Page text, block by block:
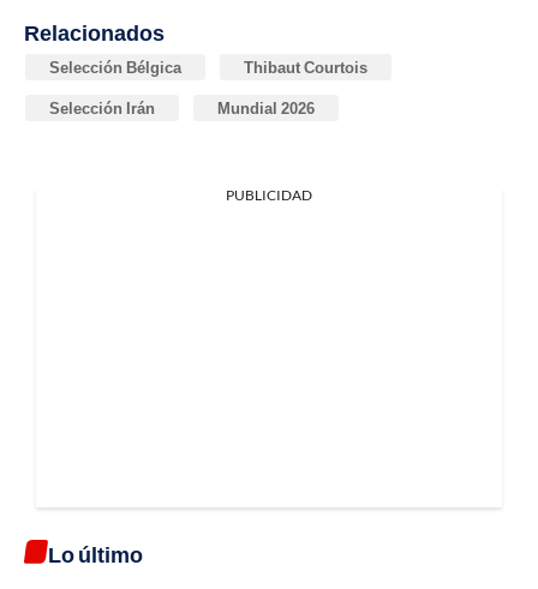
Relacionados
Selección Bélgica Thibaut Courtois
Selección Irán Mundial 2026
PUBLICIDAD
Lo último